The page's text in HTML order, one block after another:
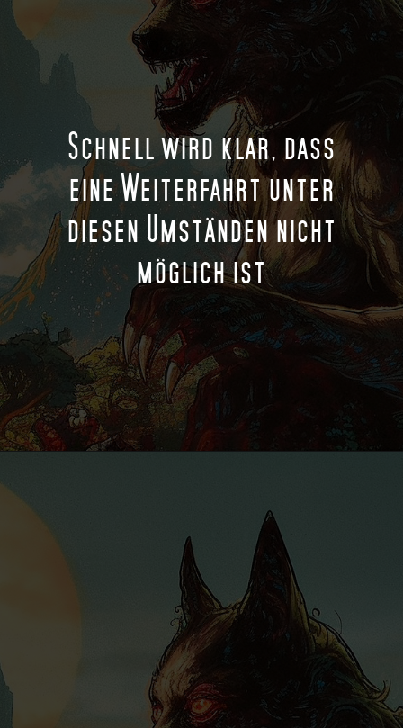
Schnell wird klar, dass
eine Weiterfahrt unter
diesen Umständen nicht
möglich ist